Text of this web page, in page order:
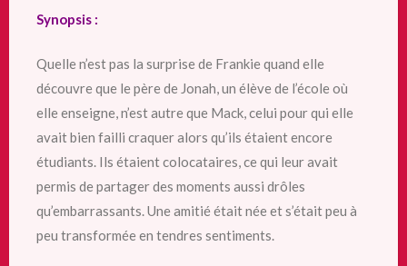
Synopsis :
Quelle n’est pas la surprise de Frankie quand elle
découvre que le père de Jonah, un élève de l’école où
elle enseigne, n’est autre que Mack, celui pour qui elle
avait bien failli craquer alors qu’ils étaient encore
étudiants. Ils étaient colocataires, ce qui leur avait
permis de partager des moments aussi drôles
qu’embarrassants. Une amitié était née et s’était peu à
peu transformée en tendres sentiments.